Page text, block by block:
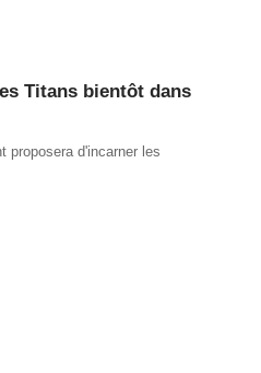
Titans bientôt dans
proposera d'incarner les